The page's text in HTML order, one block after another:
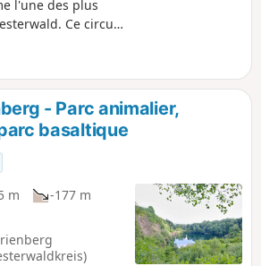
l'une des plus
Ce circuit
peu avant
la vallée du
Nister et le «
monde). Après
la « Spitze
allemand du
à Limbach
de Lützelau et
romantique des
- Parc animalier,
basaltique
m
-177 m